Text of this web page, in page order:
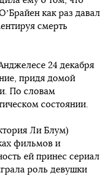
как раз давал
смерть
24 декабря
придя домой
По словам
состоянии.
Ли Блум)
фильмов и
ей принес сериал
роль девушки